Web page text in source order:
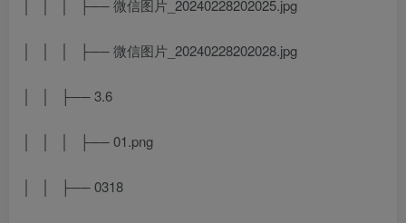
│ │ │ ├── 微信图片_20240228202025.jpg
│ │ │ ├── 微信图片_20240228202028.jpg
│ │ ├── 3.6
│ │ │ ├── 01.png
│ │ ├── 0318